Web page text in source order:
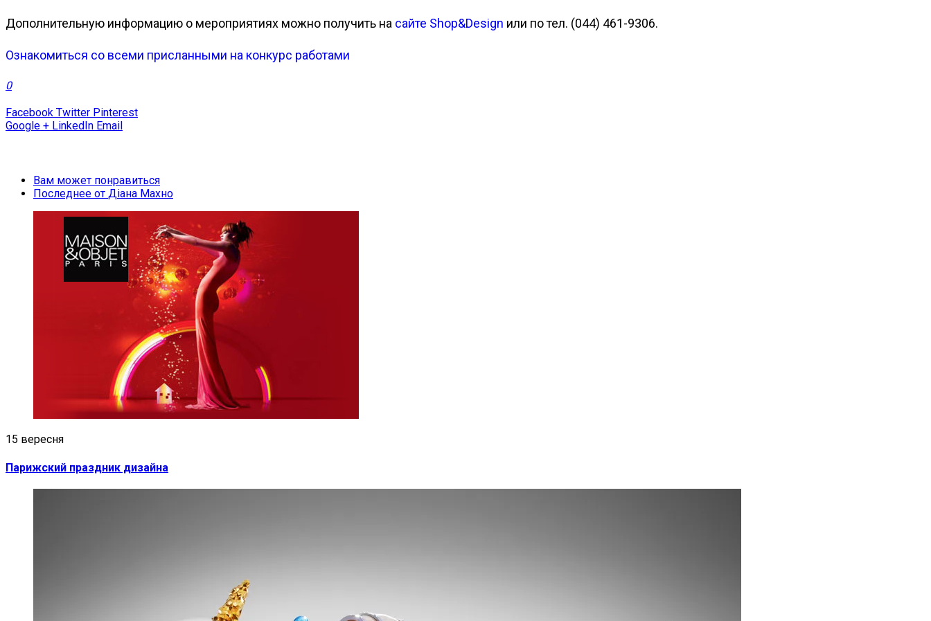
Дополнительную информацию о мероприятиях можно получить на сайте Shop&Design или по тел. (044) 461-9306.
Ознакомиться со всеми присланными на конкурс работами
0
Facebook Twitter Pinterest
Google + LinkedIn Email
Вам может понравиться
Последнее от Діана Махно
15 вересня
Парижский праздник дизайна